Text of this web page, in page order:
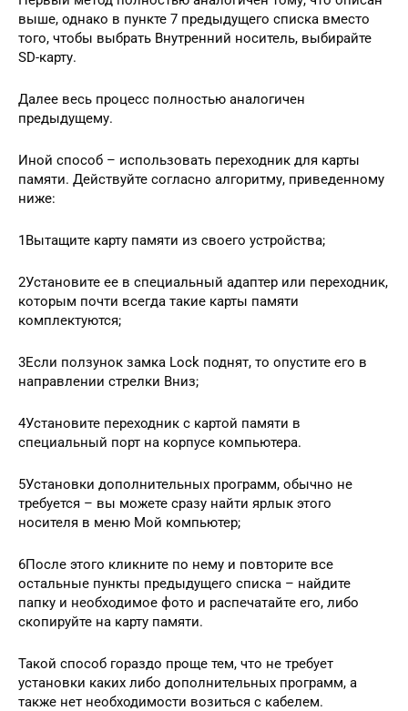
выше, однако в пункте 7 предыдущего списка вместо
того, чтобы выбрать Внутренний носитель, выбирайте
SD-карту.
Далее весь процесс полностью аналогичен
предыдущему.
Иной способ – использовать переходник для карты
памяти. Действуйте согласно алгоритму, приведенному
ниже:
1Вытащите карту памяти из своего устройства;
2Установите ее в специальный адаптер или переходник,
которым почти всегда такие карты памяти
комплектуются;
3Если ползунок замка Lock поднят, то опустите его в
направлении стрелки Вниз;
4Установите переходник с картой памяти в
специальный порт на корпусе компьютера.
5Установки дополнительных программ, обычно не
требуется – вы можете сразу найти ярлык этого
носителя в меню Мой компьютер;
6После этого кликните по нему и повторите все
остальные пункты предыдущего списка – найдите
папку и необходимое фото и распечатайте его, либо
скопируйте на карту памяти.
Такой способ гораздо проще тем, что не требует
установки каких либо дополнительных программ, а
также нет необходимости возиться с кабелем.